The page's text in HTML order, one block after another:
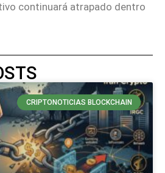
continuará atrapado dentro
CRIPTONOTICIAS BLOCKCHAIN